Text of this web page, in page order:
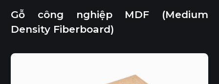
Gỗ công nghiệp MDF (Medium
Density Fiberboard)